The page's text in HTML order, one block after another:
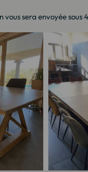
sera envoyée